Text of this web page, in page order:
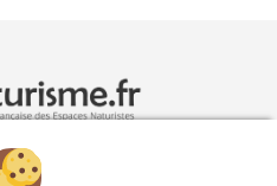
la newsletter